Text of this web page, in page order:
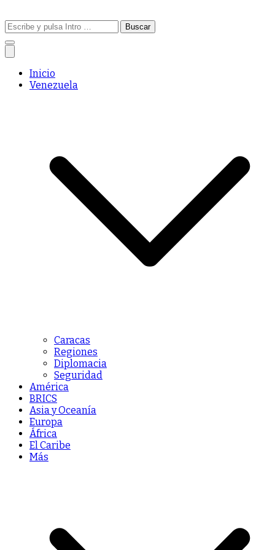
Buscar:
Inicio
Venezuela
Caracas
Regiones
Diplomacia
Seguridad
América
BRICS
Asia y Oceanía
Europa
África
El Caribe
Más